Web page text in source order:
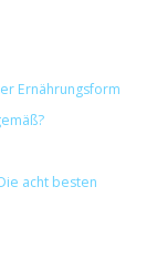
Ernährungsform
acht besten